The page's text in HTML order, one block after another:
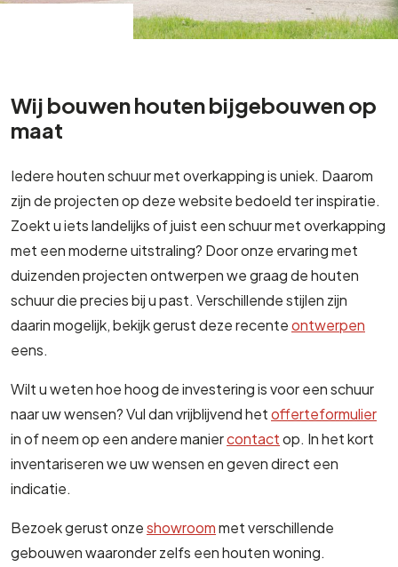
Wij bouwen houten bijgebouwen op
maat
Iedere houten schuur met overkapping is uniek. Daarom
zijn de projecten op deze website bedoeld ter inspiratie.
Zoekt u iets landelijks of juist een schuur met overkapping
met een moderne uitstraling? Door onze ervaring met
duizenden projecten ontwerpen we graag de houten
schuur die precies bij u past. Verschillende stijlen zijn
daarin mogelijk, bekijk gerust deze recenteontwerpen
eens.
Wilt u weten hoe hoog de investering is voor een schuur
naar uw wensen? Vul dan vrijblijvend hetofferteformulier
in of neem op een andere maniercontactop. In het kort
inventariseren we uw wensen en geven direct een
indicatie.
Bezoek gerust onzeshowroommet verschillende
gebouwen waaronder zelfs een houten woning.